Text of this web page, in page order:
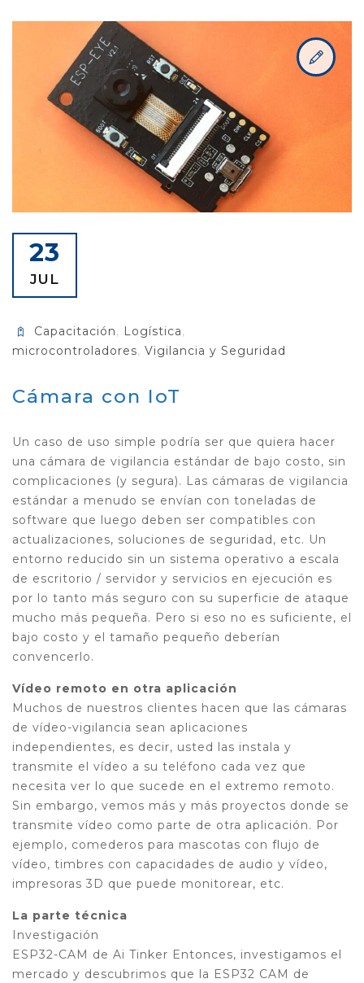
23
JUL
Capacitación, Logística,
microcontroladores, Vigilancia y Seguridad
Cámara con IoT
Un caso de uso simple podría ser que quiera hacer
una cámara de vigilancia estándar de bajo costo, sin
complicaciones (y segura). Las cámaras de vigilancia
estándar a menudo se envían con toneladas de
software que luego deben ser compatibles con
actualizaciones, soluciones de seguridad, etc. Un
entorno reducido sin un sistema operativo a escala
de escritorio / servidor y servicios en ejecución es
por lo tanto más seguro con su superficie de ataque
mucho más pequeña. Pero si eso no es suficiente, el
bajo costo y el tamaño pequeño deberían
convencerlo.
Vídeo remoto en otra aplicación
Muchos de nuestros clientes hacen que las cámaras
de vídeo-vigilancia sean aplicaciones
independientes, es decir, usted las instala y
transmite el vídeo a su teléfono cada vez que
necesita ver lo que sucede en el extremo remoto.
Sin embargo, vemos más y más proyectos donde se
transmite vídeo como parte de otra aplicación. Por
ejemplo, comederos para mascotas con flujo de
vídeo, timbres con capacidades de audio y vídeo,
impresoras 3D que puede monitorear, etc.
La parte técnica
Investigación
ESP32-CAM de Ai Tinker Entonces, investigamos el
mercado y descubrimos que la ESP32 CAM de